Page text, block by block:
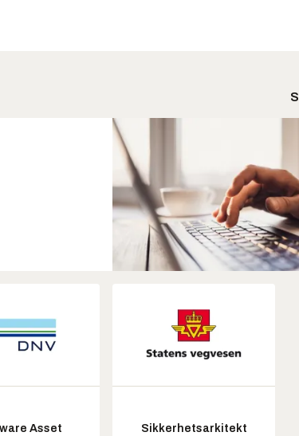
Asset
Sikkerhetsarkitekt